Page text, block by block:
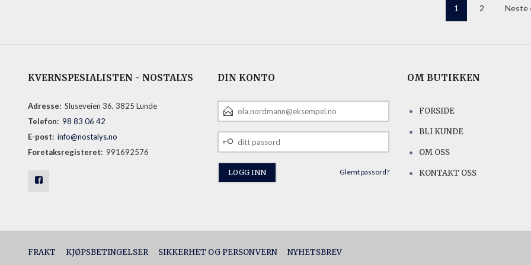
1 2 Neste
KVERNSPESIALISTEN - NOSTALYS
Adresse: Sluseveien 36, 3825 Lunde
Telefon: 98 83 06 42
E-post: info@nostalys.no
Foretaksregisteret: 991692576
DIN KONTO
POSTADRESSE
PASSORD
Glemt passord?
OM BUTIKKEN
FORSIDE
BLI KUNDE
OM OSS
KONTAKT OSS
FRAKT KJØPSBETINGELSER SIKKERHET OG PERSONVERN NYHETSBREV